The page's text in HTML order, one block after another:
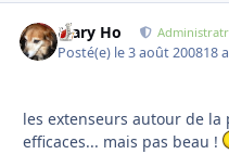
Mary Ho
Posté(e) le 3 août 200818 a
les extenseurs autour de
efficaces... mais pas beau !